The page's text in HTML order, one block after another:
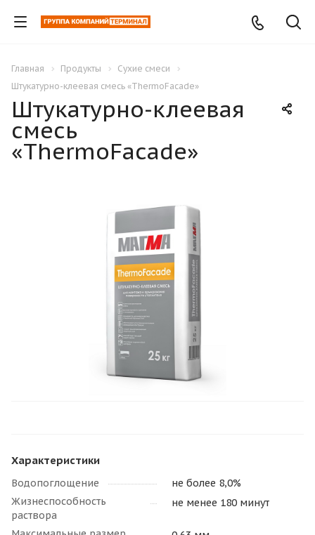
Главная Продукты
Сухие смеси
Штукатурно-клеевая смесь «ThermoFacade»
Штукатурно-клеевая
смесь
«ThermoFacade»
Характеристики
Водопоглощение
не более 8,0%
Жизнеспособность
раствора
не менее 180 минут